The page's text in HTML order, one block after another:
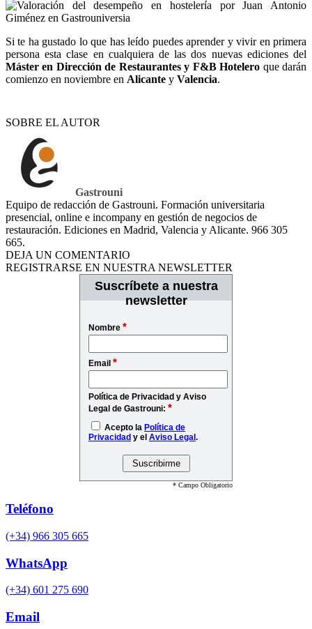
Si te ha gustado lo que has leído puedes aprender y vivir en primera
persona esta clase en cualquiera de las dos nuevas ediciones del
Máster en Dirección de Restaurantes y F&B Hotelero que darán
comienzo en noviembre en Alicante y Valencia.
SOBRE EL AUTOR
Gastrouni
Equipo de redacción de Gastrouni. Formación universitaria
presencial, online e incompany en gestión de negocios de
restauración. Ediciones en Madrid, Valencia y Alicante. 966 305
665.
DEJA UN COMENTARIO
REGISTRARSE EN NUESTRA NEWSLETTER
Suscríbete a nuestra
newsletter
Nombre *
Email *
Política de Privacidad y Aviso
Legal de Gastrouni: *
Acepto la Política de
Privacidad y el Aviso Legal.
* Campo Obligatorio
Teléfono
(+34) 966 305 665
WhatsApp
(+34) 601 275 690
Email